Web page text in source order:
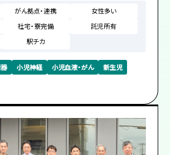
児科医として必須の疾患をもれなく経験
ム医療・問題対応能力・安全管理能力を獲得
児医療の水準向上・進歩発展を図り、小児
の充実に寄与する優れた小児科専門医を
し、一定の専門領域に偏ることなく、幅広く
小児科医は子どもの総合医である」という
「子どもの代弁者」「学識・研究者」「医療
」の5つの資質を備えた小児科専門医になる
がん拠点・連携
女性多い
社宅・寮完備
託児所有
駅チカ
小児神経 小児血液・がん
新生児